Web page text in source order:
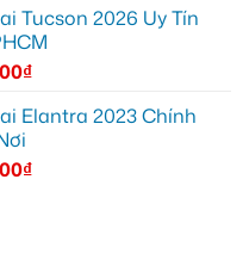
Tucson 2026 Uy Tín
₫
Elantra 2023 Chính
₫